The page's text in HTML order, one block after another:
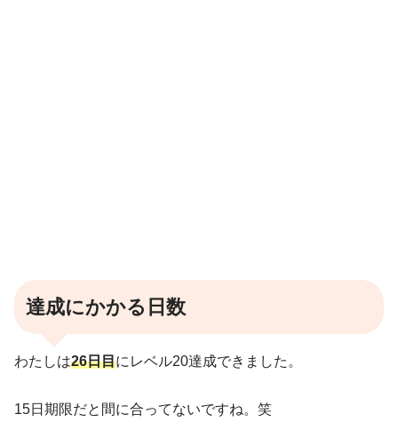
達成にかかる日数
わたしは26日目にレベル20達成できました。
15日期限だと間に合ってないですね。笑